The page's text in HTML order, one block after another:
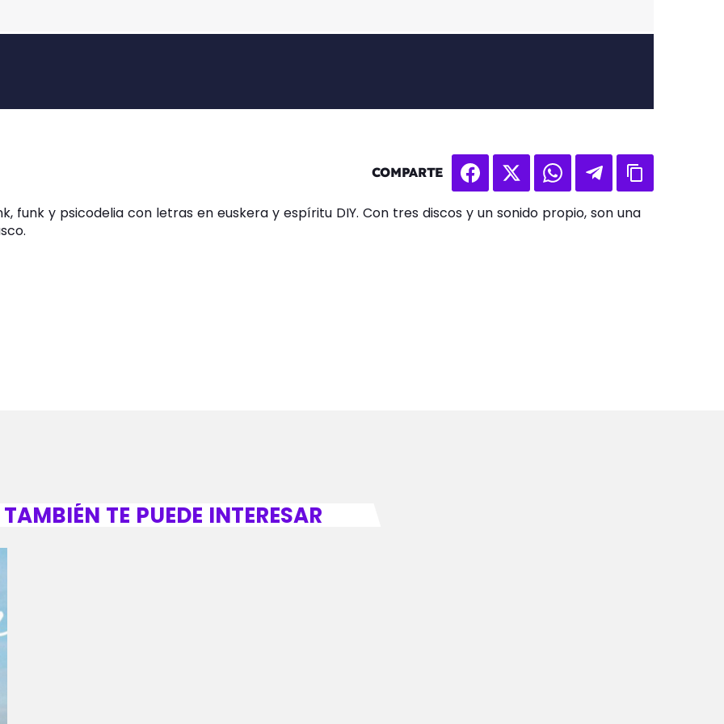
COMPARTE
funk y psicodelia con letras en euskera y espíritu DIY. Con tres discos y un sonido propio, son una
TAMBIÉN TE PUEDE INTERESAR